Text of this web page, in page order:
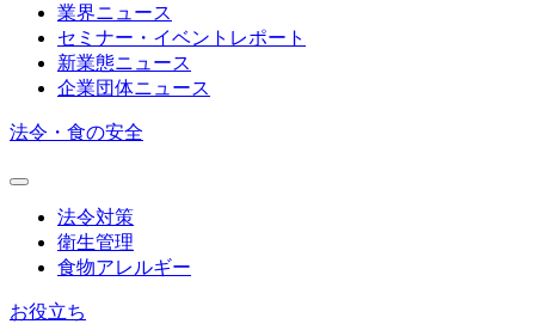
業界ニュース
セミナー・イベントレポート
新業態ニュース
企業団体ニュース
法令・食の安全
法令対策
衛生管理
食物アレルギー
お役立ち